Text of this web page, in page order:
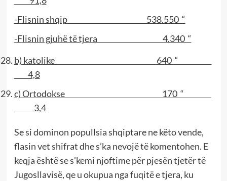
-Flisnin shqip 538.550 “
-Flisnin gjuhë të tjera 4.340 “
b) katolike 640 “
4,8
c) Ortodokse 170 “
3,4
Se si dominon popullsia shqiptare ne këto vende,
flasin vet shifrat dhe s’ka nevojë të komentohen. E
keqja është se s’kemi njoftime për pjesën tjetër të
Jugosllavisë, qe u okupua nga fuqitë e tjera, ku